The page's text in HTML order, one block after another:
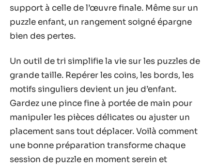
support à celle de l’œuvre finale. Même sur un
puzzle enfant, un rangement soigné épargne
bien des pertes.
Un outil de tri simplifie la vie sur les puzzles de
grande taille. Repérer les coins, les bords, les
motifs singuliers devient un jeu d’enfant.
Gardez une pince fine à portée de main pour
manipuler les pièces délicates ou ajuster un
placement sans tout déplacer. Voilà comment
une bonne préparation transforme chaque
session de puzzle en moment serein et